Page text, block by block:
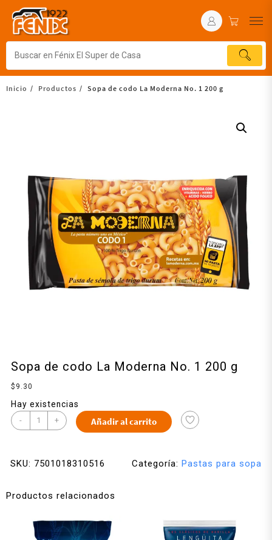
Inicio Productos Sopa de codo La Moderna No. 1 200 g
Sopa de codo La Moderna No. 1 200 g
$ 9.30
Hay existencias
- + Añadir al carrito
SKU: 7501018310516 Categoría: Pastas para sopa
Productos relacionados